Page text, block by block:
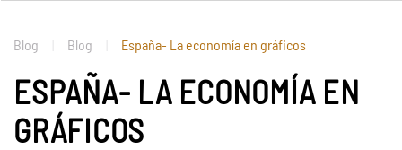
Blog Blog España- La economía en gráficos
ESPAÑA- LA ECONOMÍA EN
GRÁFICOS